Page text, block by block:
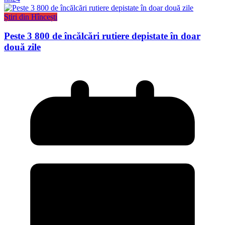
Știri din Hîncești
Peste 3 800 de încălcări rutiere depistate în doar
două zile